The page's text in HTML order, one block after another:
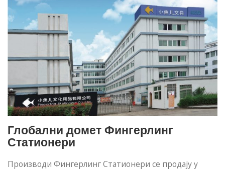
Глобални домет Фингерлинг
Статионери
Производи Фингерлинг Статионери се продају у